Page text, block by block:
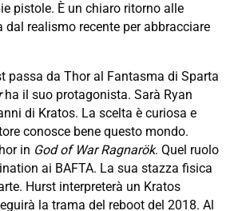
pistole. È un chiaro ritorno alle
dal realismo recente per abbracciare
passa da Thor al Fantasma di Sparta
ha il suo protagonista. Sarà Ryan
di Kratos. La scelta è curiosa e
conosce bene questo mondo.
in God of War Ragnarök. Quel ruolo
ai BAFTA. La sua stazza fisica
Hurst interpreterà un Kratos
la trama del reboot del 2018. Al